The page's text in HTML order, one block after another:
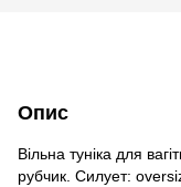
Опис
Вільна туніка для
рубчик. Силует: